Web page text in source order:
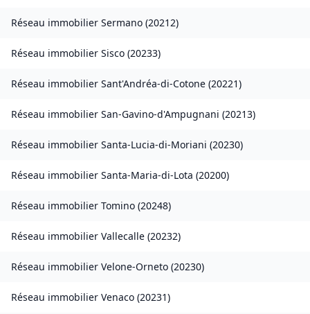
Réseau immobilier Sermano (20212)
Réseau immobilier Sisco (20233)
Réseau immobilier Sant'Andréa-di-Cotone (20221)
Réseau immobilier San-Gavino-d'Ampugnani (20213)
Réseau immobilier Santa-Lucia-di-Moriani (20230)
Réseau immobilier Santa-Maria-di-Lota (20200)
Réseau immobilier Tomino (20248)
Réseau immobilier Vallecalle (20232)
Réseau immobilier Velone-Orneto (20230)
Réseau immobilier Venaco (20231)